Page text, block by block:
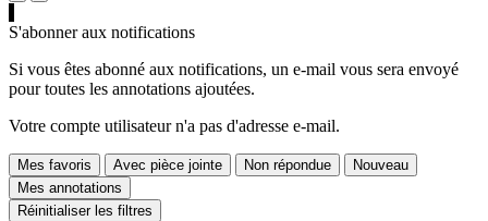
S'abonner aux notifications
Si vous êtes abonné aux notifications, un e-mail vous sera envoyé
pour toutes les annotations ajoutées.
Votre compte utilisateur n'a pas d'adresse e-mail.
Mes favoris Avec pièce jointe Non répondue
Nouveau
Mes annotations
Réinitialiser les filtres